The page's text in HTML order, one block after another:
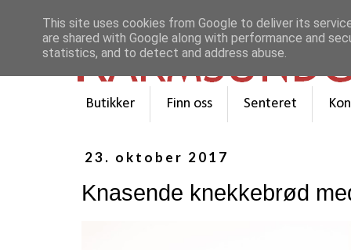
Butikker Finn oss Senteret
23. oktober 2017
Knasende knekkebrød
This site uses cookies from Google to deliver its
are shared with Google along with performance and
statistics, and to detect and address abuse.